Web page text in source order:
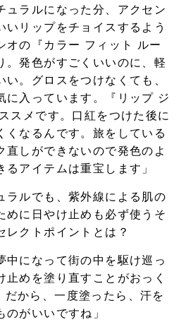
ュラルになった分、アクセン
いリップをチョイスするよう
オの『カラー フィット ルー
。発色がすごくいいのに、軽
。グロスをつけなくても、
に入っています。『リップ ジ
スメです。口紅をつけた後に
くなるんです。旅をしている
直しができないので発色のよ
アイテムは重宝します」
ラルでも、紫外線による肌の
めに日やけ止めも必ず使うそ
レクトポイントとは？
中になって街の中を駆け巡っ
めを塗り直すことがおっく
から、一度塗ったら、汗を
がいいですね」